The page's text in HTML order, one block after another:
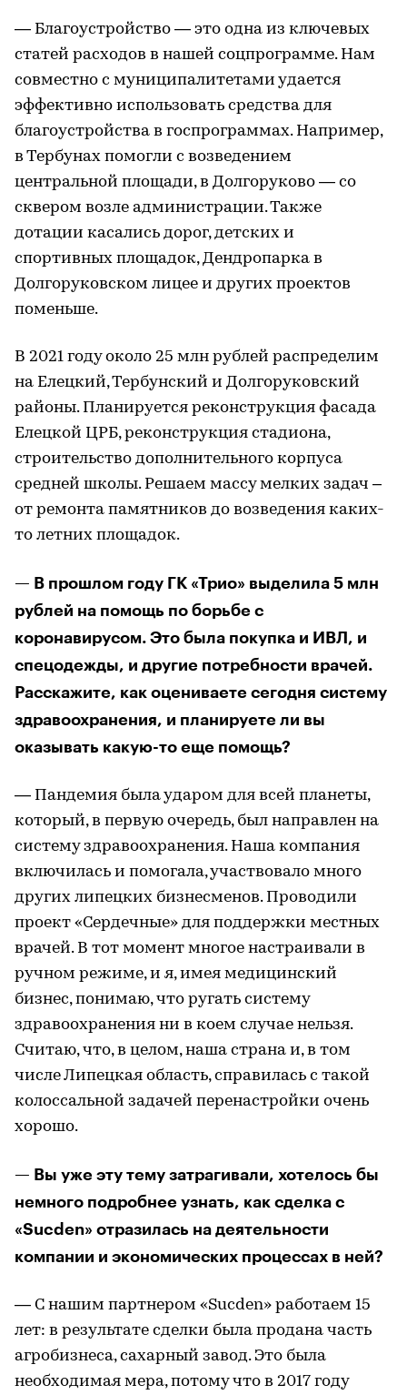
— Благоустройство — это одна из ключевых
статей расходов в нашей соцпрограмме. Нам
совместно с муниципалитетами удается
эффективно использовать средства для
благоустройства в госпрограммах. Например,
в Тербунах помогли с возведением
центральной площади, в Долгоруково — со
сквером возле администрации. Также
дотации касались дорог, детских и
спортивных площадок, Дендропарка в
Долгоруковском лицее и других проектов
поменьше.
В 2021 году около 25 млн рублей распределим
на Елецкий, Тербунский и Долгоруковский
районы. Планируется реконструкция фасада
Елецкой ЦРБ, реконструкция стадиона,
строительство дополнительного корпуса
средней школы. Решаем массу мелких задач –
от ремонта памятников до возведения каких-
то летних площадок.
— В прошлом году ГК «Трио» выделила 5 млн
рублей на помощь по борьбе с
коронавирусом. Это была покупка и ИВЛ, и
спецодежды, и другие потребности врачей.
Расскажите, как оцениваете сегодня систему
здравоохранения, и планируете ли вы
оказывать какую-то еще помощь?
— Пандемия была ударом для всей планеты,
который, в первую очередь, был направлен на
систему здравоохранения. Наша компания
включилась и помогала, участвовало много
других липецких бизнесменов. Проводили
проект «Сердечные» для поддержки местных
врачей. В тот момент многое настраивали в
ручном режиме, и я, имея медицинский
бизнес, понимаю, что ругать систему
здравоохранения ни в коем случае нельзя.
Считаю, что, в целом, наша страна и, в том
числе Липецкая область, справилась с такой
колоссальной задачей перенастройки очень
хорошо.
— Вы уже эту тему затрагивали, хотелось бы
немного подробнее узнать, как сделка с
«Sucden» отразилась на деятельности
компании и экономических процессах в ней?
— С нашим партнером «Sucden» работаем 15
лет: в результате сделки была продана часть
агробизнеса, сахарный завод. Это была
необходимая мера, потому что в 2017 году